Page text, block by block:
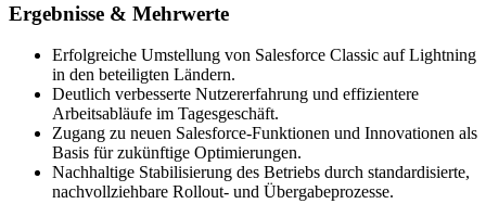
Ergebnisse & Mehrwerte
Erfolgreiche Umstellung von Salesforce Classic auf Lightning
in den beteiligten Ländern.
Deutlich verbesserte Nutzererfahrung und effizientere
Arbeitsabläufe im Tagesgeschäft.
Zugang zu neuen Salesforce-Funktionen und Innovationen als
Basis für zukünftige Optimierungen.
Nachhaltige Stabilisierung des Betriebs durch standardisierte,
nachvollziehbare Rollout- und Übergabeprozesse.